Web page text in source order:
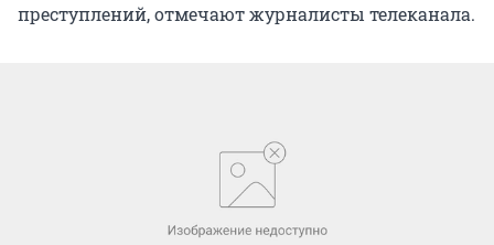
преступлений, отмечают журналисты телеканала.